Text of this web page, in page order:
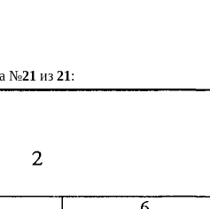
№21 из 21: